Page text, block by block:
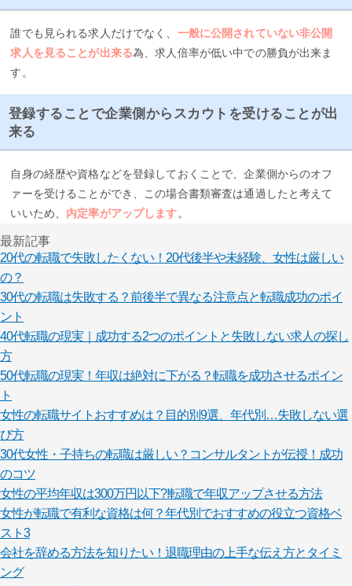
誰でも見られる求人だけでなく、 一般に公開されていない非公開
求人を見ることが出来る為、求人倍率が低い中での勝負が出来ま
す。
登録することで企業側からスカウトを受けることが出
来る
自身の経歴や資格などを登録しておくことで、企業側からのオフ
ァーを受けることができ、この場合書類審査は通過したと考えて
いいため、 内定率がアップします。
最新記事
20代の転職で失敗したくない！20代後半や未経験、女性は厳しい
の？
30代の転職は失敗する？前後半で異なる注意点と転職成功のポイ
ント
40代転職の現実｜成功する2つのポイントと失敗しない求人の探し
方
50代転職の現実！年収は絶対に下がる？転職を成功させるポイン
ト
女性の転職サイトおすすめは？目的別9選、年代別…失敗しない選
び方
30代女性・子持ちの転職は厳しい？コンサルタントが伝授！成功
のコツ
女性の平均年収は300万円以下?!転職で年収アップさせる方法
女性が転職で有利な資格は何？年代別でおすすめの役立つ資格ベ
スト3
会社を辞める方法を知りたい！退職理由の上手な伝え方とタイミ
ング